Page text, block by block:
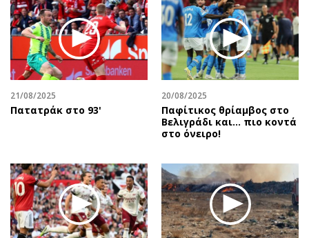
21/08/2025
Πατατράκ στο 93'
20/08/2025
Παφίτικος θρίαμβος στο
Βελιγράδι και... πιο κοντά
στο όνειρο!